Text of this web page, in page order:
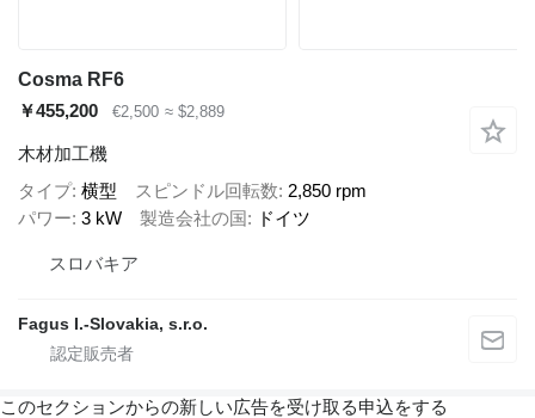
Cosma RF6
￥455,200
€2,500 ≈ $2,889
木材加工機
タイプ 横型 スピンドル回転数 2,850 rpm
パワー 3 kW 製造会社の国 ドイツ
スロバキア
Fagus I.-Slovakia, s.r.o.
このセクションからの新しい広告を受け取る申込をする